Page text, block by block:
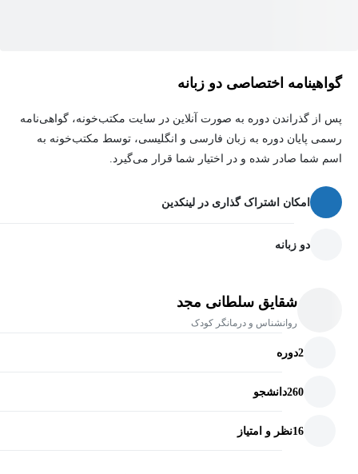
گواهینامه اختصاصی دو زبانه
پس از گذراندن دوره به صورت آنلاین در سایت مکتب‌خونه، گواهی‌نامه
رسمی پایان دوره به زبان فارسی و انگلیسی، توسط مکتب‌خونه به
اسم شما صادر شده و در اختیار شما قرار می‌گیرد.
امکان اشتراک گذاری در لینکدین
دو زبانه
شقایق سلطانی مجد
روانشناس و درمانگر کودک
2دوره
260دانشجو
16نظر و امتیاز